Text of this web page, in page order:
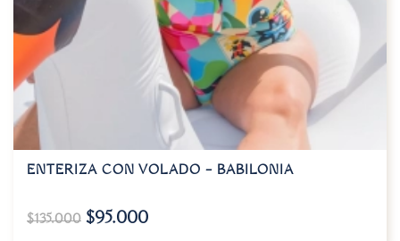
ENTERIZA CON VOLADO – BABILONIA
$135.000 $95.000